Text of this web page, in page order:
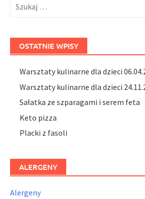
OSTATNIE WPISY
Warsztaty kulinarne dla dzieci
Warsztaty kulinarne dla dzieci
Sałatka ze szparagami i serem feta
Keto pizza
Placki z fasoli
ALERGENY
Alergeny